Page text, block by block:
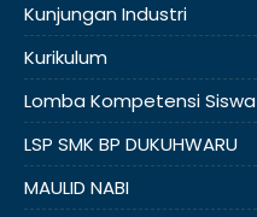
Kunjungan Industri
Kurikulum
Lomba Kompetensi Siswa
LSP SMK BP DUKUHWARU
MAULID NABI